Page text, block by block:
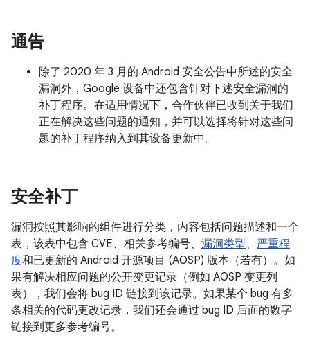
通告
除了 2020 年 3 月的 Android 安全公告中所述的安全
漏洞外，Google 设备中还包含针对下述安全漏洞的
补丁程序。在适用情况下，合作伙伴已收到关于我们
正在解决这些问题的通知，并可以选择将针对这些问
题的补丁程序纳入到其设备更新中。
安全补丁
漏洞按照其影响的组件进行分类，内容包括问题描述和一个
表，该表中包含 CVE、相关参考编号、 漏洞类型、 严重程
度和已更新的 Android 开源项目 (AOSP) 版本（若有）。如
果有解决相应问题的公开变更记录（例如 AOSP 变更列
表），我们会将 bug ID 链接到该记录。如果某个 bug 有多
条相关的代码更改记录，我们还会通过 bug ID 后面的数字
链接到更多参考编号。